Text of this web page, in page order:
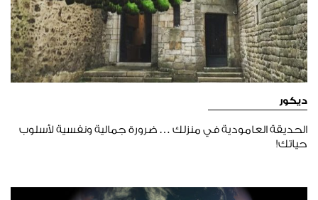
ديكور
الحديقة العامودية في منزلك … ضرورة جمالية ونفسية لأسلوب
حياتك!